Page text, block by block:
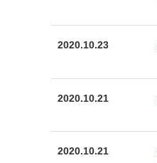
2020.10.23
2020.10.21
2020.10.21